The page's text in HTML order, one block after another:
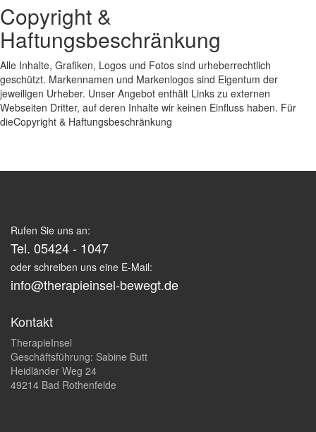
Copyright &
Haftungsbeschränkung
Alle Inhalte, Grafiken, Logos und Fotos sind urheberrechtlich
geschützt. Markennamen und Markenlogos sind Eigentum der
jeweiligen Urheber. Unser Angebot enthält Links zu externen
Webseiten Dritter, auf deren Inhalte wir keinen Einfluss haben. Für
dieCopyright & Haftungsbeschränkung
Rufen Sie uns an:
Tel. 05424 - 1047
oder schreiben uns eine E-Mail:
info@therapieinsel-bewegt.de
Kontakt
TherapieInsel
Geschäftsführung: Sabine Butt
Heidländer Weg 24
49214 Bad Rothenfelde